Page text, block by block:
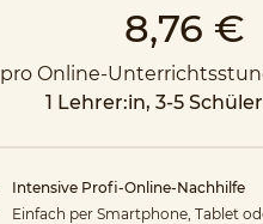
8,76 €
pro Online-
1 Lehrer:in, 3-5
Intensive Profi-Online-Nachhilfe
Einfach per Smartphone, Tablet